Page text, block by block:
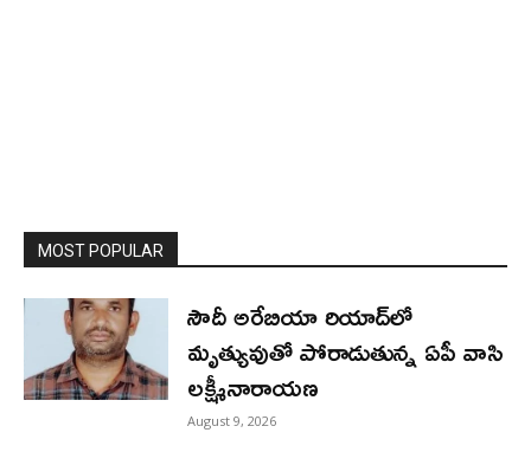
MOST POPULAR
సౌదీ అరేబియా రియాద్‌లో
మృత్యువుతో పోరాడుతున్న ఏపీ వాసి
లక్ష్మీనారాయణ
August 9, 2026